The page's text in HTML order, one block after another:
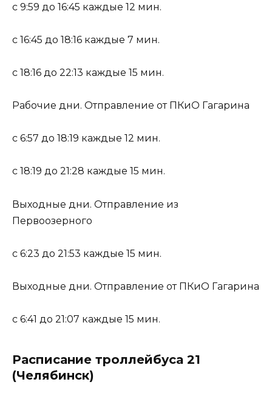
с 9:59 до 16:45 каждые 12 мин.
с 16:45 до 18:16 каждые 7 мин.
с 18:16 до 22:13 каждые 15 мин.
Рабочие дни. Отправление от ПКиО Гагарина
с 6:57 до 18:19 каждые 12 мин.
с 18:19 до 21:28 каждые 15 мин.
Выходные дни. Отправление из
Первоозерного
с 6:23 до 21:53 каждые 15 мин.
Выходные дни. Отправление от ПКиО Гагарина
с 6:41 до 21:07 каждые 15 мин.
Расписание троллейбуса 21
(Челябинск)